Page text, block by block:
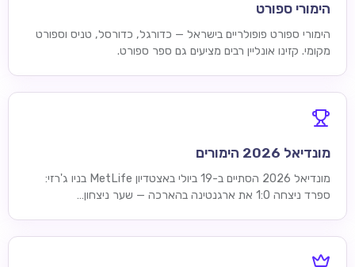
הימורי ספורט
הימורי ספורט פופולריים בישראל — כדורגל, כדורסל, טניס וספורט
מקומי. קזינו אונליין רבים מציעים גם ספר ספורט.
מונדיאל 2026 הימורים
מונדיאל 2026 הסתיים ב-19 ביולי באצטדיון MetLife בניו ג'רזי:
ספרד ניצחה 1:0 את ארגנטינה בהארכה — שער ניצחון…